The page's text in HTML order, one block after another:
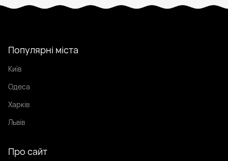
Популярні міста
Київ
Одеса
Харків
Львів
Про сайт